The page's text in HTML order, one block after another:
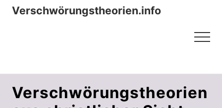
Menu
Zum
ZurVerschwörungstheorien.info
Menu
Verschwörungstheorien